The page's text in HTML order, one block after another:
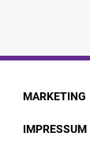
MARKETING
IMPRESSUM